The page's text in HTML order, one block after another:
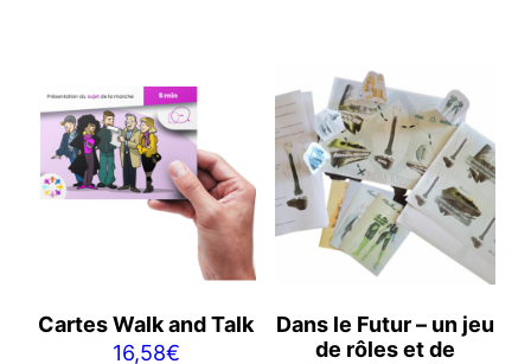
Cartes Walk and Talk
16,58€
Dans le Futur – un jeu
de rôles et de